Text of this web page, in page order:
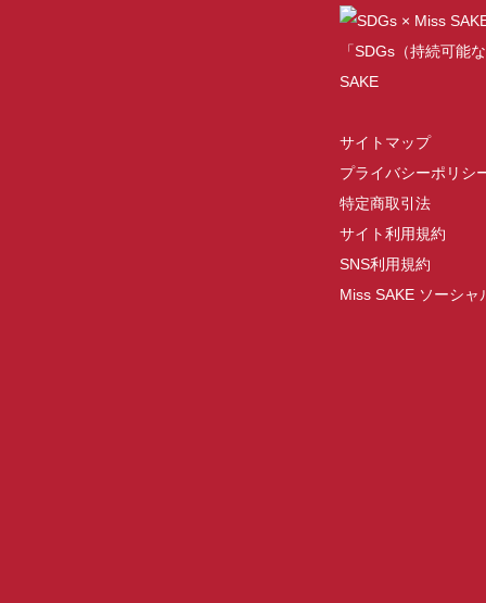
「SDGs（持続可能
SAKE
サイトマップ
プライバシーポリシ
特定商取引法
サイト利用規約
SNS利用規約
Miss SAKE ソーシ